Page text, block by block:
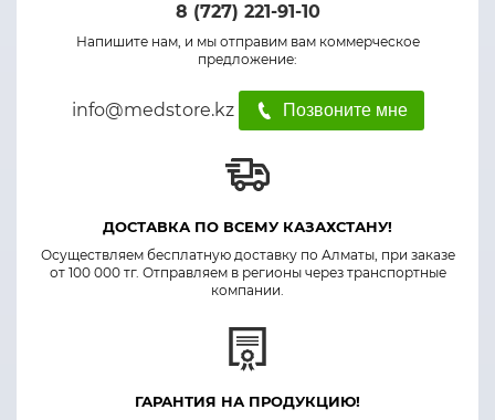
8 (727) 221-91-10
Напишите нам, и мы отправим вам коммерческое
предложение:
info@medstore.kz Позвоните мне
ДОСТАВКА ПО ВСЕМУ КАЗАХСТАНУ!
Осуществляем бесплатную доставку по Алматы, при заказе
от 100 000 тг. Отправляем в регионы через транспортные
компании.
ГАРАНТИЯ НА ПРОДУКЦИЮ!